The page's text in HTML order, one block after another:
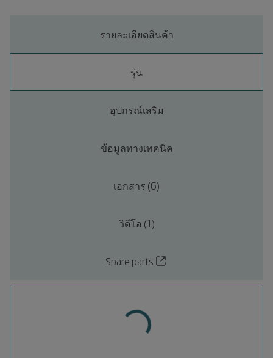
รายละเอียดสินค้า
รุ่น
อุปกรณ์เสริม
ข้อมูลทางเทคนิค
เอกสาร (6)
วิดีโอ (1)
Spare parts